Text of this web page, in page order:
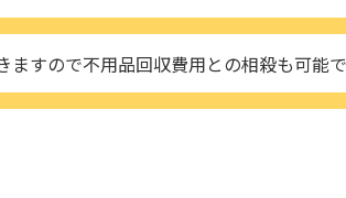
ますので不用品回収費用との相殺も可能